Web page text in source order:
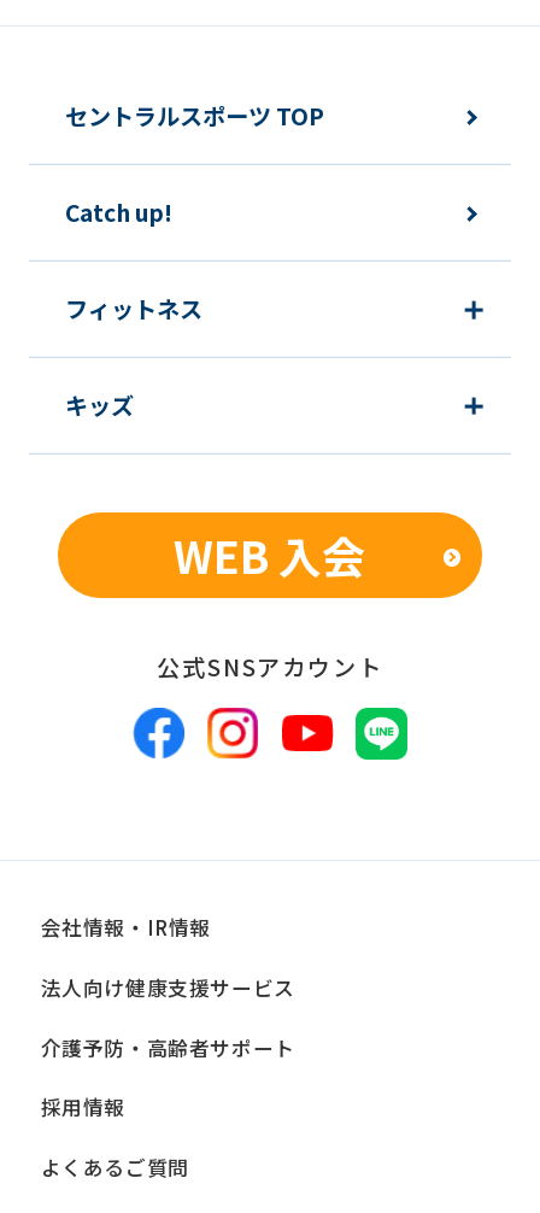
セントラルスポーツ TOP
Catch up!
フィットネス
キッズ
WEB 入会
公式SNSアカウント
会社情報・IR情報
法人向け健康支援サービス
介護予防・高齢者サポート
採用情報
よくあるご質問